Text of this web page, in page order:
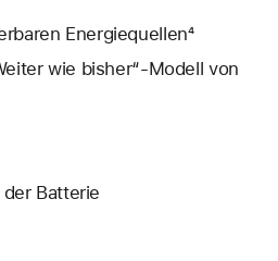
Energiequellen⁴
wie bisher“-Modell von
Batterie